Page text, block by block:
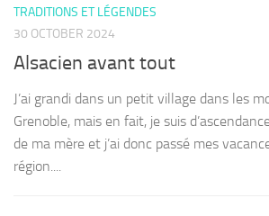
TRADITIONS ET LÉGENDES
30 OCTOBER 2024
Alsacien avant tout
J’ai grandi dans un petit village dans les
Grenoble, mais en fait, je suis
de ma mère et j’ai donc passé mes
région....